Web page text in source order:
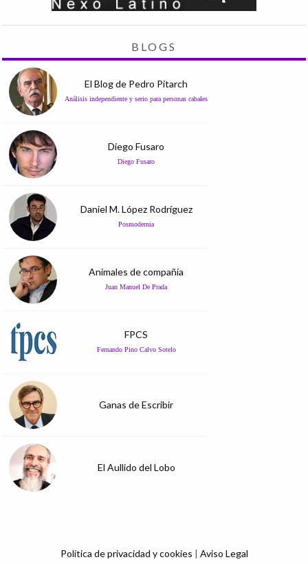
BLOGS
El Blog de Pedro Pitarch
Análisis independiente y serio para personas cabales
Diego Fusaro
Diego Fusaro
Daniel M. López Rodríguez
Posmodernia
Animales de compañía
Juan Manuel De Prada
FPCS
Fernando Pino Calvo Sotelo
Ganas de Escribir
El Aullido del Lobo
Política de privacidad y cookies | Aviso Legal